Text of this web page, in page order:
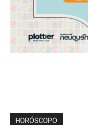
HORÓSCOPO